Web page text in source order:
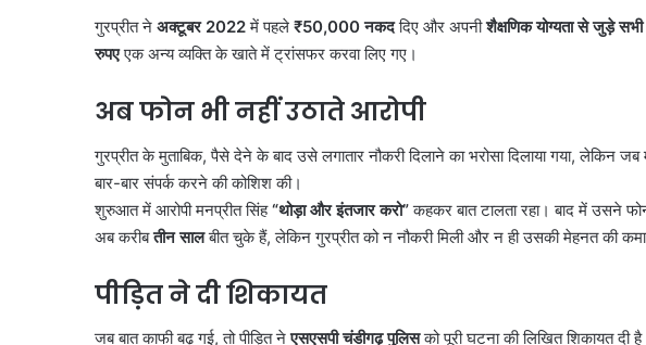
गुरप्रीत ने अक्टूबर 2022में पहले ₹50,000नकददिए और अपनीशैक्षणिक योग्यता से जुड़े
रुपएएक अन्य व्यक्ति के खाते में ट्रांसफर करवा लिए गए।
अब फोन भी नहीं उठाते आरोपी
गुरप्रीत के मुताबिक, पैसे देने के बाद उसे लगातार नौकरी दिलाने का भरोसा दिलाया गया, लेकिन
बार-बार संपर्क करने की कोशिश की।
शुरुआत में आरोपी मनप्रीत सिंह“थोड़ा और इंतजार करो”कहकर बात टालता रहा। बाद में उसने
अब करीबतीन सालबीत चुके हैं, लेकिन गुरप्रीत को न नौकरी मिली और न ही उसकी मेहनत की
पीड़ित ने दी शिकायत
जब बात काफी बढ़ गई, तो पीड़ित नेएसएसपी चंडीगढ़ पुलिसको पूरी घटना की लिखित शिकायत दी